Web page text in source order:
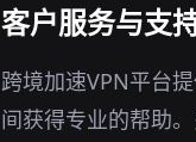
客户服务与支
跨境加速VPN平台
间获得专业的帮助